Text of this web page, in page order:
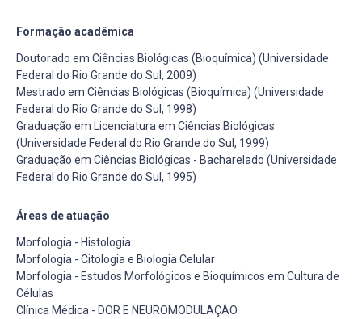
Formação acadêmica
Doutorado em Ciências Biológicas (Bioquímica) (Universidade
Federal do Rio Grande do Sul, 2009)
Mestrado em Ciências Biológicas (Bioquímica) (Universidade
Federal do Rio Grande do Sul, 1998)
Graduação em Licenciatura em Ciências Biológicas
(Universidade Federal do Rio Grande do Sul, 1999)
Graduação em Ciências Biológicas - Bacharelado (Universidade
Federal do Rio Grande do Sul, 1995)
Áreas de atuação
Morfologia - Histologia
Morfologia - Citologia e Biologia Celular
Morfologia - Estudos Morfológicos e Bioquímicos em Cultura de
Células
Clínica Médica - DOR E NEUROMODULAÇÃO